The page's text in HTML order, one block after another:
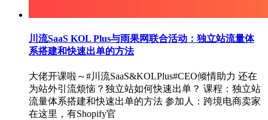
川流SaaS KOL Plus与雨果网联合活动：独立站流量体
系搭建和快速出单的方法
大佬开课啦～#川流SaaS&KOLPlus#CEO倾情助力 还在
为站外引流烦恼？独立站如何快速出单？ 课程：独立站
流量体系搭建和快速出单的方法 参加人：跨境电商卖家
在这里，有Shopify官